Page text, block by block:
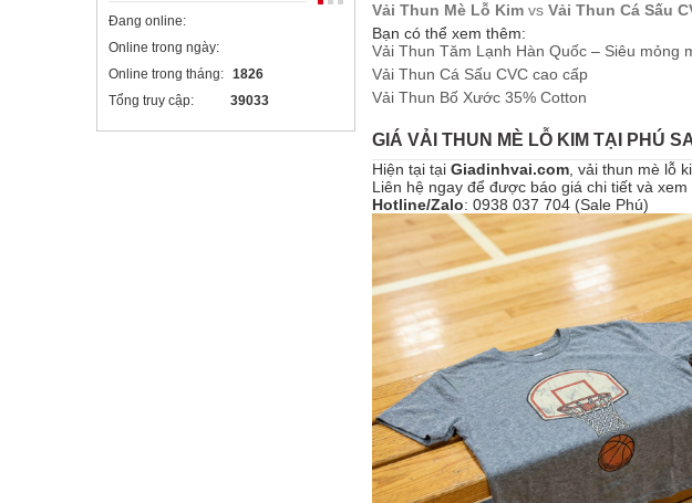
Đang online:
Online trong ngày:
Online trong tháng: 1826
Tổng truy cập:
39033
Vải Thun Mè Lỗ Kim vs Vải Thun Cá Sấu
Bạn có thể xem thêm:
Vải Thun Tăm Lạnh Hàn Quốc – Siêu mỏng
Vải Thun Cá Sấu CVC cao cấp
Vải Thun Bố Xước 35% Cotton
GIÁ VẢI THUN MÈ LỖ KIM TẠI PHÚ
Hiện tại tại Giadinhvai.com , vải thun mè lỗ
Liên hệ ngay để được báo giá chi tiết và
Hotline/Zalo: 0938 037 704 (Sale Phú)